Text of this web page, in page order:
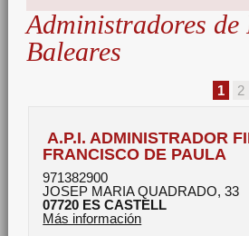
Administradores de
Baleares
1 2
A.P.I. ADMINISTRADOR
FRANCISCO DE PAULA
971382900
JOSEP MARIA QUADRADO, 33
07720 ES CASTELL
Más información